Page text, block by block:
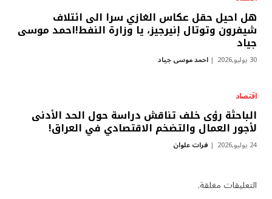
هل احيل حقل عكاس الغازي سرا الى ائتلاف
شيفرون وتوتال إنيرجيز، يا وزارة النفط!احمد موسى
جياد
30 يوليو,2026 احمد موسى جياد
اقتصاد
الباحثة رؤى خلف تناقش دراسة حول الحد الأدنى
لأجور العمال والتضخم الاقتصادي في العراق!
24 يوليو,2026 فرات علوان
التعليقات مغلقة.